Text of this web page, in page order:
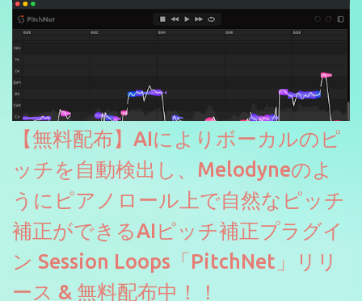
【無料配布】AIによりボーカルのピ
ッチを自動検出し、Melodyneのよ
うにピアノロール上で自然なピッチ
補正ができるAIピッチ補正プラグイ
ン Session Loops「PitchNet」リリ
ース & 無料配布中！！